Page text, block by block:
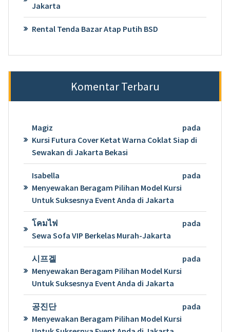
Jakarta
Rental Tenda Bazar Atap Putih BSD
Komentar Terbaru
Magiz
pada
Kursi Futura Cover Ketat Warna Coklat Siap di
Sewakan di Jakarta Bekasi
Isabella
pada
Menyewakan Beragam Pilihan Model Kursi
Untuk Suksesnya Event Anda di Jakarta
โคมไฟ
pada
Sewa Sofa VIP Berkelas Murah-Jakarta
시프겔
pada
Menyewakan Beragam Pilihan Model Kursi
Untuk Suksesnya Event Anda di Jakarta
공진단
pada
Menyewakan Beragam Pilihan Model Kursi